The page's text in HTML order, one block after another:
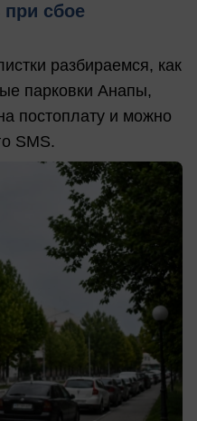
при сбое
разбираемся, как
парковки Анапы,
постоплату и можно
SMS.